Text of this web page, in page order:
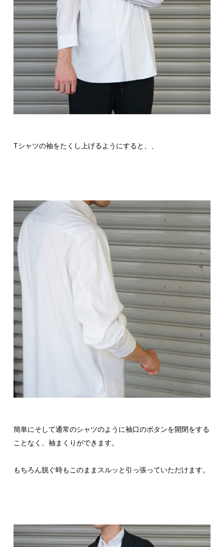
Tシャツの袖をたくし上げるようにすると、、
簡単にそして通常のシャツのように袖口のボタンを開閉をする
ことなく、袖まくりができます。
もちろん脱ぐ時もこのままスルッと引っ張っていただけます。